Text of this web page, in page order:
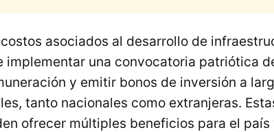
asociados al desarrollo de
implementar una convocatoria patriótica
y emitir bonos de inversión a
tanto nacionales como extranjeras.
ofrecer múltiples beneficios para el